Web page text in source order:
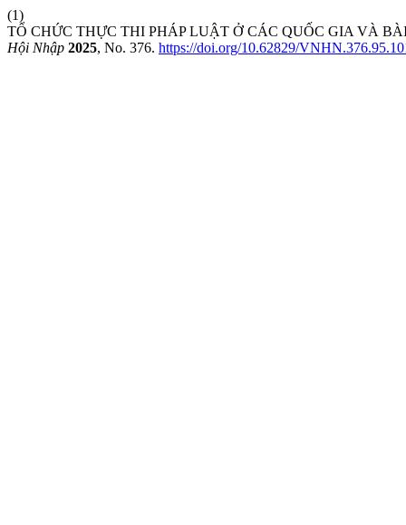
(1)
TỔ CHỨC THỰC THI PHÁP LUẬT Ở CÁC QUỐC GIA VÀ
Hội Nhập 2025, No. 376. https://doi.org/10.62829/